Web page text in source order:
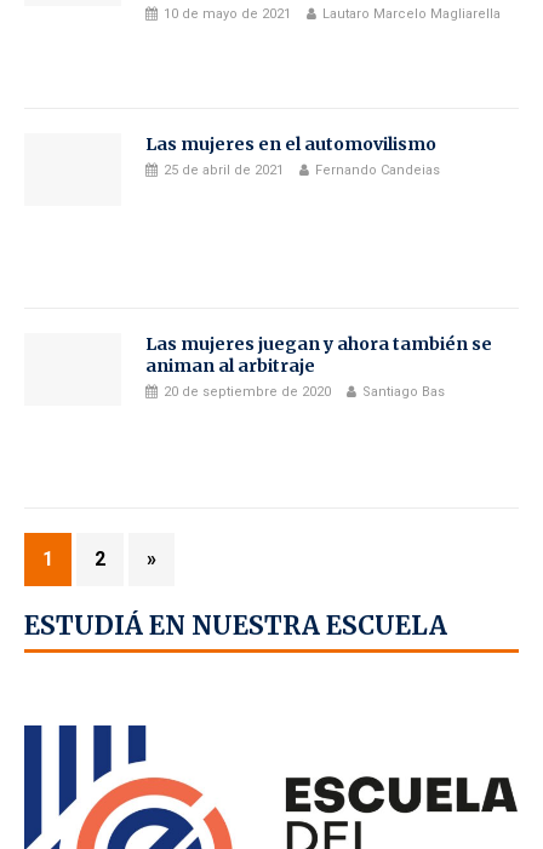
10 de mayo de 2021 Lautaro Marcelo Magliarella
Las mujeres en el automovilismo
25 de abril de 2021 Fernando Candeias
Las mujeres juegan y ahora también se
animan al arbitraje
20 de septiembre de 2020 Santiago Bas
1 2 »
ESTUDIÁ EN NUESTRA ESCUELA